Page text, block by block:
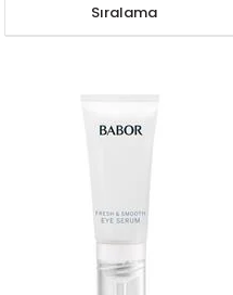
Sıralama